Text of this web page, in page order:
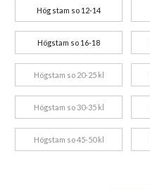
Hög stam so 12-14
Högstam so 16-18
Högstam so 20-25 kl
Högstam so 30-35 kl
Högstam so 45-50 kl